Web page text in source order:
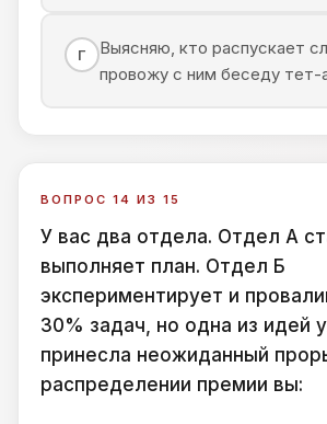
Г
Выясняю, кто распускает
провожу с ним беседу тет-
ВОПРОС 14 ИЗ 15
У вас два отдела. Отдел А
выполняет план. Отдел Б
экспериментирует и
30% задач, но одна из идей
принесла неожиданный
распределении премии вы: